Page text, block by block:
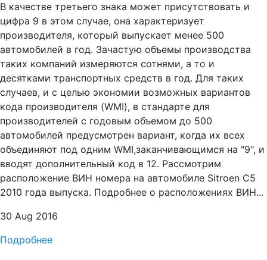
В качестве третьего знака может присутствовать и
цифра 9 в этом случае, она характеризует
производителя, который выпускает менее 500
автомобилей в год. Зачастую объемы производства
таких компаний измеряются сотнями, а то и
десятками транспортных средств в год. Для таких
случаев, и с целью экономии возможных вариантов
кода производителя (WMI), в стандарте для
производителей с годовым объемом до 500
автомобилей предусмотрен вариант, когда их всех
объединяют под одним WMI,заканчивающимся на "9", и
вводят дополнительный код в 12. Рассмотрим
расположение ВИН номера на автомобиле Sitroen С5
2010 года выпуска. Подробнее о расположениях ВИН...
30 Aug 2016
Подробнее